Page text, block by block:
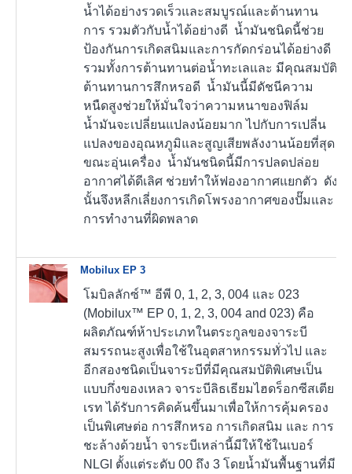
น้ำได้อย่างรวดเร็วและสมบูรณ์และต้านทาน
การ รวมตัวกับน้ำได้อย่างดี น้ำมันชนิดนี้ช่วย
ป้องกันการเกิดสนิมและการกัดกร่อนได้อย่างดี
รวมทั้งการต้านทานต่อน้ำทะเลและ มีคุณสมบัติ
ต้านทานการสึกหรอดี น้ำมันนี้มีดัชนีความ
หนืดสูงช่วยให้มั่นใจว่าความหนาของฟิล์ม
น้ำมันจะเปลี่ยนแปลงน้อยมาก ไปกับการเปลี่น
แปลงของอุณหภูมิและสูญเสียพลังงานน้อยที่สุด
ขณะอุ่นเครื่อง น้ำมันชนิดนี้มีการปลดปล่อย
อากาศได้ดีเลิศ ช่วยทำให้ฟองอากาศแยกตัว ดัง
นั้นจึงหลีกเลี่ยงการเกิดโพรงอากาศของปั๊มและ
การทำงานที่ผิดพลาด
Mobilux EP 3
โมบิลลักซ์™ อีพี 0, 1, 2, 3, 004 และ 023
(Mobilux™ EP 0, 1, 2, 3, 004 and 023) คือ
ผลิตภัณฑ์ห้าประเภทในตระกูลของจาระบี
สมรรถนะสูงเพื่อใช้ในอุตสาหกรรมทั่วไป และ
อีกสองชนิดเป็นจาระบีที่มีคุณสมบัติพิเศษเป็น
แบบกึ่งของเหลว จาระบีลิธเธียมไฮดร็อกซีสเตีย
เรท ได้รับการคิดค้นขึ้นมาเพื่อให้การคุ้มครอง
เป็นพิเศษต่อ การสึกหรอ การเกิดสนิม และ การ
ชะล้างด้วยน้ำ จาระบีเหล่านี้มีให้ใช้ในเบอร์
NLGI ตั้งแต่ระดับ 00 ถึง 3 โดยน้ำมันพื้นฐานที่มี